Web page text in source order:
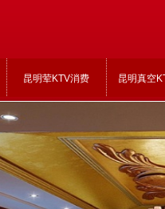
昆明荤KTV消费 昆明真空